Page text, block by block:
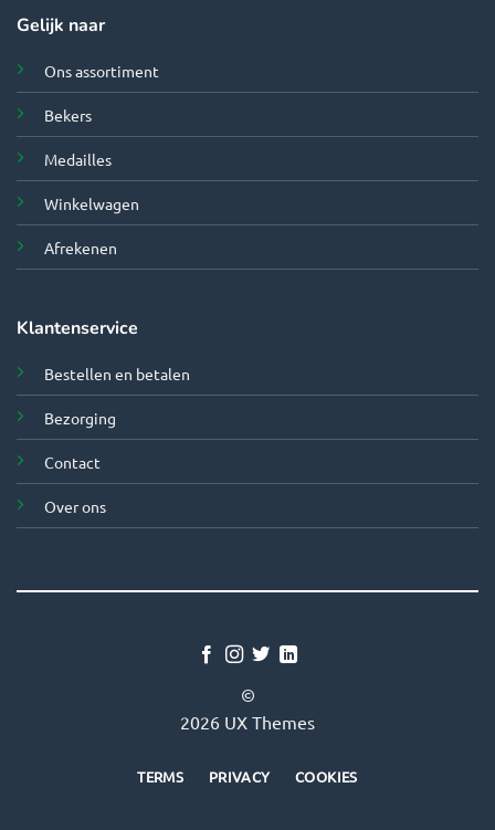
Gelijk naar
Ons assortiment
Bekers
Medailles
Winkelwagen
Afrekenen
Klantenservice
Bestellen en betalen
Bezorging
Contact
Over ons
©
2026 UX Themes
TERMS PRIVACY COOKIES